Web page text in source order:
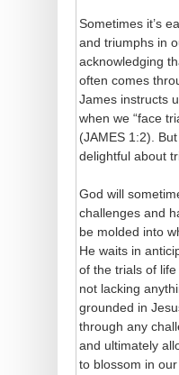
Sometimes it’s
and triumphs in
acknowledging
often comes
James instructs
when we “face
(JAMES 1:2).
delightful about
God will
challenges and
be molded into
He waits in
of the trials of
not lacking
grounded in
through any
and ultimately
to blossom in